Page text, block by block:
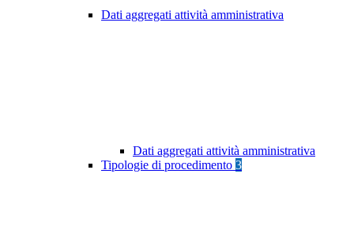
Dati aggregati attività amministrativa
Dati aggregati attività amministrativa
Tipologie di procedimento 3